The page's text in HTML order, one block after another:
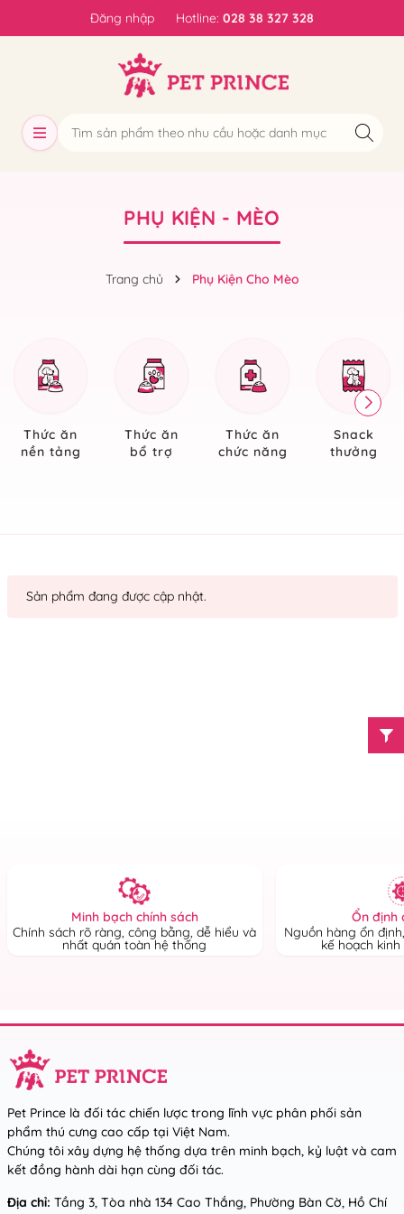
Đăng nhập Hotline: 028 38 327 328
PHỤ KIỆN - MÈO
Trang chủ Phụ Kiện Cho Mèo
Thức ăn
nền tảng
Thức ăn
bổ trợ
Thức ăn
chức năng
Snack
thưởng
Sản phẩm đang được cập nhật.
Minh bạch chính sách
Chính sách rõ ràng, công bằng, dễ hiểu và
nhất quán toàn hệ thống
Ổn định
Nguồn hàng ổn
kế hoạch
Pet Prince là đối tác chiến lược trong lĩnh vực phân phối sản
phẩm thú cưng cao cấp tại Việt Nam.
Chúng tôi xây dựng hệ thống dựa trên minh bạch, kỷ luật và cam
kết đồng hành dài hạn cùng đối tác.
Địa chỉ: Tầng 3, Tòa nhà 134 Cao Thắng, Phường Bàn Cờ, Hồ Chí